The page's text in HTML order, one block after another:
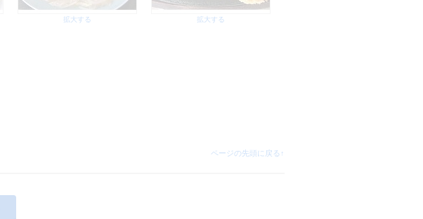
拡大する 拡大する
ページの先頭に戻る↑